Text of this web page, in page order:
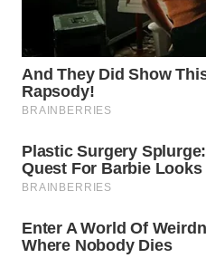
TAPANULI
TENGAH
WN DELI
SERDANG
WN
TEBING
TINGGI
WN
PAKPAK